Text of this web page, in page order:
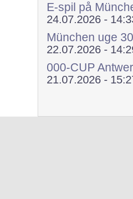
E-spil på
24.07.2026 -
München uge 30
22.07.2026 -
000-CUP
21.07.2026 -